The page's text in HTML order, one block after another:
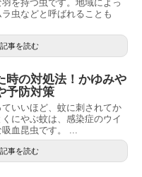
を持つ虫です。地域によっ
虫などと呼ばれることも
記事を読む
時の対処法！かゆみや
予防対策
いいほど、蚊に刺されてか
にやぶ蚊は、感染症のウイ
血昆虫です。 ...
記事を読む